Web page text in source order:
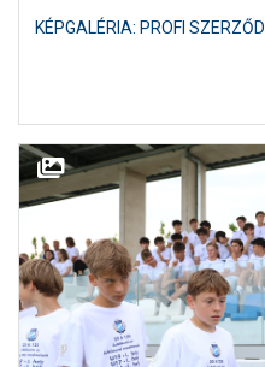
KÉPGALÉRIA: PROFI